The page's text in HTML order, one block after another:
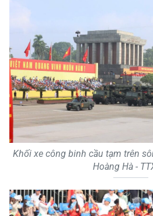
Khối xe công binh cầu tạm trên
Hoàng Hà -